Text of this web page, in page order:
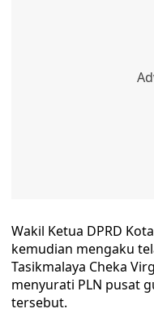
Wakil Ketua DPRD
kemudian mengaku
Tasikmalaya Cheka
menyurati PLN pusat
tersebut.